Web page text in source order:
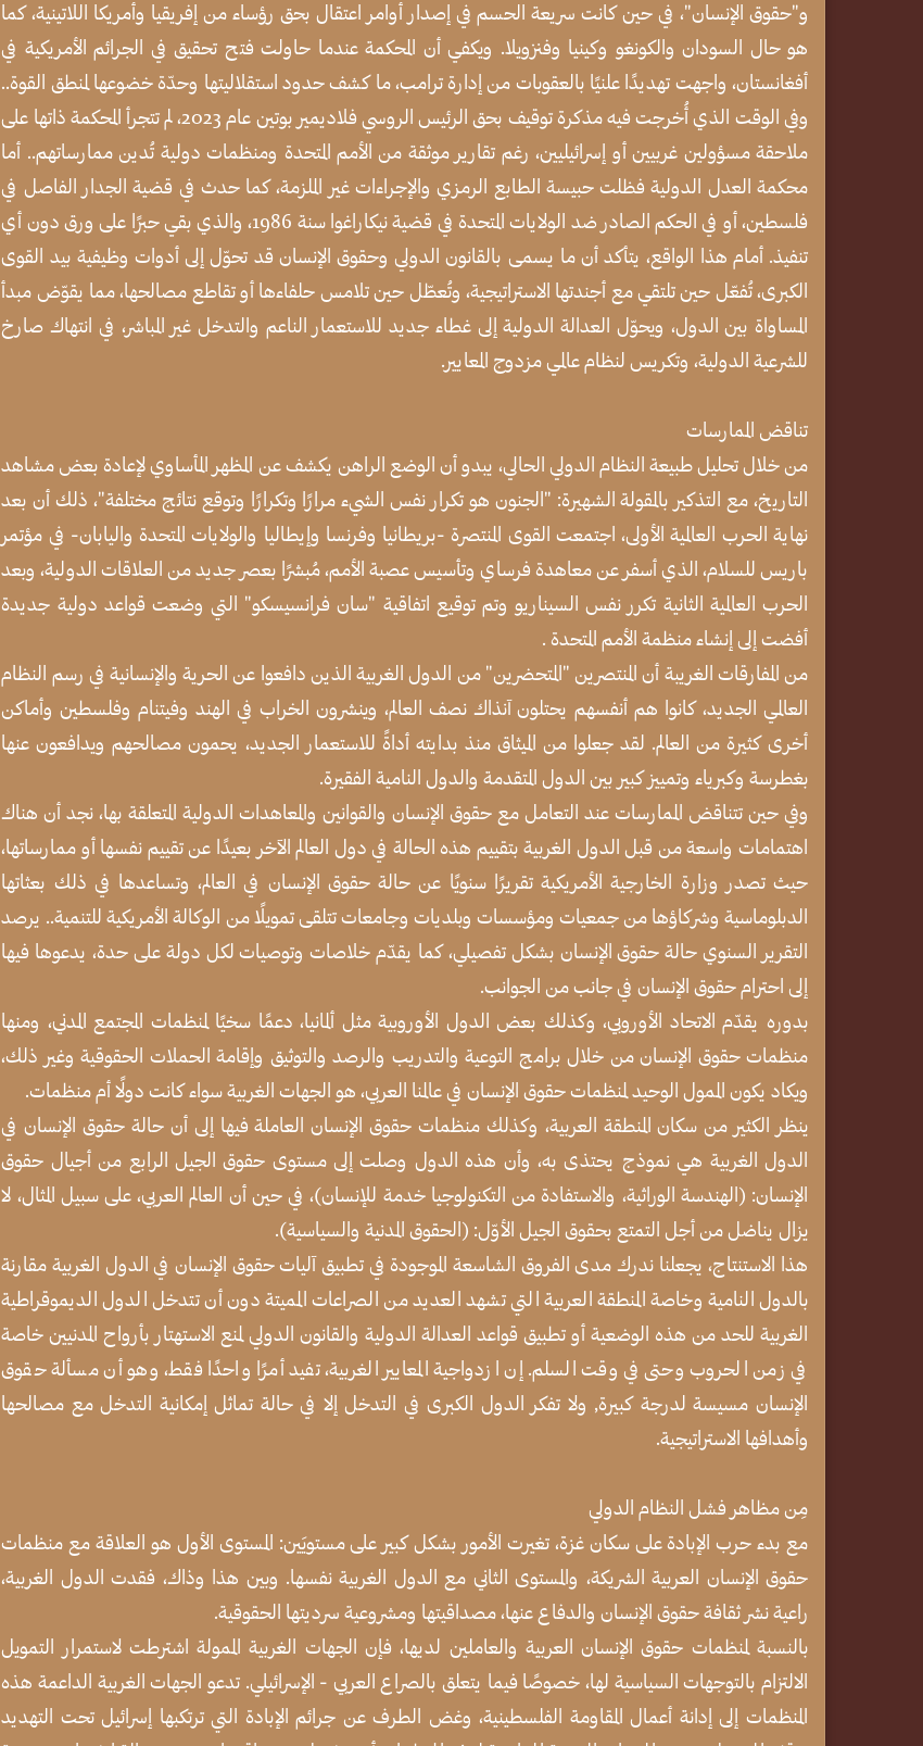
و"حقوق الإنسان"، في حين كانت سريعة الحسم في إصدار أوامر اعتقال بحق رؤساء من إفريقيا وأمريكا اللاتينية، كما
هو حال السودان والكونغو وكينيا وفنزويلا. ويكفي أن المحكمة عندما حاولت فتح تحقيق في الجرائم الأمريكية في
أفغانستان، واجهت تهديدًا علنيًا بالعقوبات من إدارة ترامب، ما كشف حدود استقلاليتها وحدّة خضوعها لمنطق القوة..
وفي الوقت الذي أُخرجت فيه مذكرة توقيف بحق الرئيس الروسي فلاديمير بوتين عام 2023، لم تتجرأ المحكمة ذاتها على
ملاحقة مسؤولين غربيين أو إسرائيليين، رغم تقارير موثقة من الأمم المتحدة ومنظمات دولية تُدين ممارساتهم.. أما
محكمة العدل الدولية فظلت حبيسة الطابع الرمزي والإجراءات غير الملزمة، كما حدث في قضية الجدار الفاصل في
فلسطين، أو في الحكم الصادر ضد الولايات المتحدة في قضية نيكاراغوا سنة 1986، والذي بقي حبرًا على ورق دون أي
تنفيذ. أمام هذا الواقع، يتأكد أن ما يسمى بالقانون الدولي وحقوق الإنسان قد تحوّل إلى أدوات وظيفية بيد القوى
الكبرى، تُفعّل حين تلتقي مع أجندتها الاستراتيجية، وتُعطّل حين تلامس حلفاءها أو تقاطع مصالحها، مما يقوّض مبدأ
المساواة بين الدول، ويحوّل العدالة الدولية إلى غطاء جديد للاستعمار الناعم والتدخل غير المباشر، في انتهاك صارخ
للشرعية الدولية، وتكريس لنظام عالمي مزدوج المعايير.
تناقض الممارسات
من خلال تحليل طبيعة النظام الدولي الحالي، يبدو أن الوضع الراهن يكشف عن المظهر المأساوي لإعادة بعض مشاهد
التاريخ، مع التذكير بالمقولة الشهيرة: "الجنون هو تكرار نفس الشيء مرارًا وتكرارًا وتوقع نتائج مختلفة"، ذلك أن بعد
نهاية الحرب العالمية الأولى، اجتمعت القوى المنتصرة -بريطانيا وفرنسا وإيطاليا والولايات المتحدة واليابان- في مؤتمر
باريس للسلام، الذي أسفر عن معاهدة فرساي وتأسيس عصبة الأمم، مُبشرًا بعصر جديد من العلاقات الدولية، وبعد
الحرب العالمية الثانية تكرر نفس السيناريو وتم توقيع اتفاقية "سان فرانسيسكو" التي وضعت قواعد دولية جديدة
أفضت إلى إنشاء منظمة الأمم المتحدة .
من المفارقات الغريبة أن المنتصرين "المتحضرين" من الدول الغربية الذين دافعوا عن الحرية والإنسانية في رسم النظام
العالمي الجديد، كانوا هم أنفسهم يحتلون آنذاك نصف العالم، وينشرون الخراب في الهند وفيتنام وفلسطين وأماكن
أخرى كثيرة من العالم. لقد جعلوا من الميثاق منذ بدايته أداةً للاستعمار الجديد، يحمون مصالحهم ويدافعون عنها
بغطرسة وكبرياء وتمييز كبير بين الدول المتقدمة والدول النامية الفقيرة.
وفي حين تتناقض الممارسات عند التعامل مع حقوق الإنسان والقوانين والمعاهدات الدولية المتعلقة بها، نجد أن هناك
اهتمامات واسعة من قبل الدول الغربية بتقييم هذه الحالة في دول العالم الآخر بعيدًا عن تقييم نفسها أو ممارساتها،
حيث تصدر وزارة الخارجية الأمريكية تقريرًا سنويًا عن حالة حقوق الإنسان في العالم، وتساعدها في ذلك بعثاتها
الدبلوماسية وشركاؤها من جمعيات ومؤسسات وبلديات وجامعات تتلقى تمويلًا من الوكالة الأمريكية للتنمية.. يرصد
التقرير السنوي حالة حقوق الإنسان بشكل تفصيلي، كما يقدّم خلاصات وتوصيات لكل دولة على حدة، يدعوها فيها
إلى احترام حقوق الإنسان في جانب من الجوانب.
بدوره يقدّم الاتحاد الأوروبي، وكذلك بعض الدول الأوروبية مثل ألمانيا، دعمًا سخيًا لمنظمات المجتمع المدني، ومنها
منظمات حقوق الإنسان من خلال برامج التوعية والتدريب والرصد والتوثيق وإقامة الحملات الحقوقية وغير ذلك،
ويكاد يكون الممول الوحيد لمنظمات حقوق الإنسان في عالمنا العربي، هو الجهات الغربية سواء كانت دولًا أم منظمات.
ينظر الكثير من سكان المنطقة العربية، وكذلك منظمات حقوق الإنسان العاملة فيها إلى أن حالة حقوق الإنسان في
الدول الغربية هي نموذج يحتذى به، وأن هذه الدول وصلت إلى مستوى حقوق الجيل الرابع من أجيال حقوق
الإنسان: (الهندسة الوراثية، والاستفادة من التكنولوجيا خدمة للإنسان)، في حين أن العالم العربي، على سبيل المثال، لا
يزال يناضل من أجل التمتع بحقوق الجيل الأوّل: (الحقوق المدنية والسياسية).
هذا الاستنتاج، يجعلنا ندرك مدى الفروق الشاسعة الموجودة في تطبيق آليات حقوق الإنسان في الدول الغربية مقارنة
بالدول النامية وخاصة المنطقة العربية التي تشهد العديد من الصراعات المميتة دون أن تتدخل الدول الديموقراطية
الغربية للحد من هذه الوضعية أو تطبيق قواعد العدالة الدولية والقانون الدولي لمنع الاستهتار بأرواح المدنيين خاصة
في زمن الحروب وحتى في وقت السلم. إن ازدواجية المعايير الغربية، تفيد أمرًا واحدًا فقط، وهو أن مسألة حقوق
الإنسان مسيسة لدرجة كبيرة, ولا تفكر الدول الكبرى في التدخل إلا في حالة تماثل إمكانية التدخل مع مصالحها
وأهدافها الاستراتيجية.
مِن مظاهر فشل النظام الدولي
مع بدء حرب الإبادة على سكان غزة، تغيرت الأمور بشكل كبير على مستويَين: المستوى الأول هو العلاقة مع منظمات
حقوق الإنسان العربية الشريكة، والمستوى الثاني مع الدول الغربية نفسها. وبين هذا وذاك، فقدت الدول الغربية،
راعية نشر ثقافة حقوق الإنسان والدفاع عنها، مصداقيتها ومشروعية سرديتها الحقوقية.
بالنسبة لمنظمات حقوق الإنسان العربية والعاملين لديها، فإن الجهات الغربية الممولة اشترطت لاستمرار التمويل
الالتزام بالتوجهات السياسية لها، خصوصًا فيما يتعلق بالصراع العربي - الإسرائيلي. تدعو الجهات الغربية الداعمة هذه
المنظمات إلى إدانة أعمال المقاومة الفلسطينية، وغض الطرف عن جرائم الإبادة التي ترتكبها إسرائيل تحت التهديد